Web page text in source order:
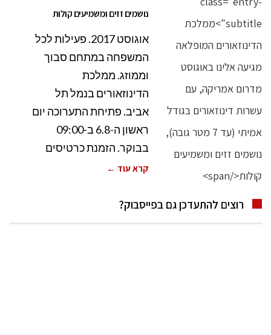
נושמים זזים ומשמיעים קולות
אוגוסט 2017. פעילות לכל
המשפחה במתחם סבוך
וממוזג. ממלכת
הדינוזאורים בנמל תל
אביב. פתיחת התערוכה יום
ראשון ה-6.8 ב-09:00
בבוקר. הזמנת כרטיסים
קרא עוד ←
רוצים להתעדכן גם בפייסבוק?